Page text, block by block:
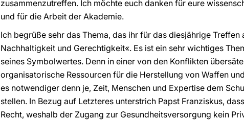
zusammenzutreffen. Ich möchte euch danken für eure
und für die Arbeit der Akademie.
Ich begrüße sehr das Thema, das ihr für das diesjährige
Nachhaltigkeit und Gerechtigkeit«. Es ist ein sehr wichtiges
seines Symbolwertes. Denn in einer von den Konflikten
organisatorische Ressourcen für die Herstellung von Waffen
es notwendiger denn je, Zeit, Menschen und Expertise dem
stellen. In Bezug auf Letzteres unterstrich Papst Franziskus,
Recht, weshalb der Zugang zur Gesundheitsversorgung kein